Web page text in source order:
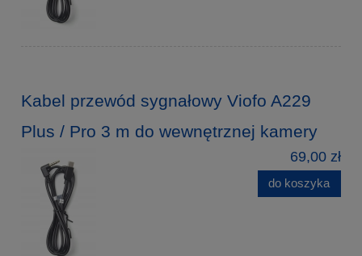
Kabel przewód sygnałowy Viofo A229
Plus / Pro 3 m do wewnętrznej kamery
69,00 zł
do koszyka